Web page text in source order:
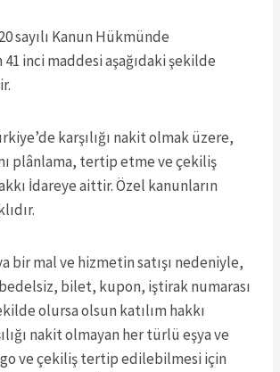
sayılı Kanun Hükmünde
inci maddesi aşağıdaki şekilde
karşılığı nakit olmak üzere,
plânlama, tertip etme ve çekiliş
İdareye aittir. Özel kanunların
bir mal ve hizmetin satışı nedeniyle,
bilet, kupon, iştirak numarası
olursa olsun katılım hakkı
nakit olmayan her türlü eşya ve
ve çekiliş tertip edilebilmesi için